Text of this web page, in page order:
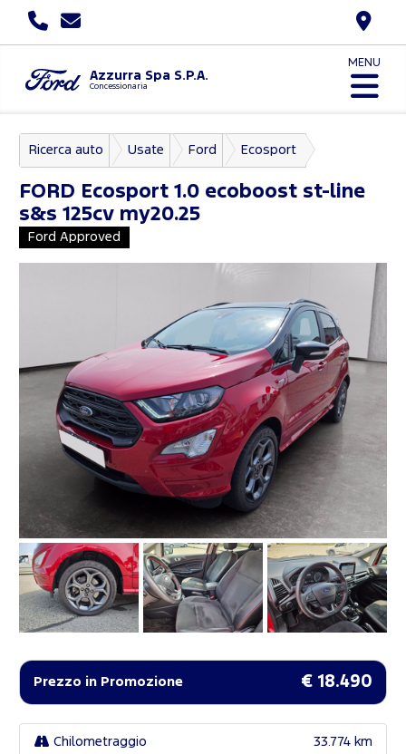
Azzurra Spa S.P.A.
Concessionaria
MENU
Ricerca auto Usate Ford Ecosport
FORD Ecosport 1.0 ecoboost st-line
s&s 125cv my20.25
Ford Approved
Prezzo in Promozione € 18.490
Chilometraggio 33.774 km